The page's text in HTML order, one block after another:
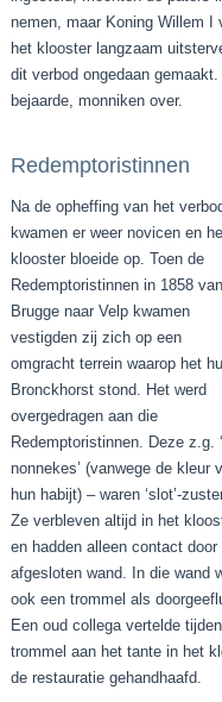
nemen, maar Koning Willem I
het klooster langzaam
dit verbod ongedaan
bejaarde, monniken over.
Redemptoristinnen
Na de opheffing van het
kwamen er weer novicen en
klooster bloeide op. Toen de
Redemptoristinnen in 1858
Brugge naar Velp kwamen
vestigden zij zich op een
omgracht terrein waarop het
Bronckhorst stond. Het werd
overgedragen aan die
Redemptoristinnen. Deze z.g.
nonnekes’ (vanwege de kleur
hun habijt) – waren ‘slot’-
Ze verbleven altijd in het
en hadden alleen contact door
afgesloten wand. In die wand
ook een trommel als
Een oud collega vertelde
trommel aan het tante in het
de restauratie gehandhaafd.